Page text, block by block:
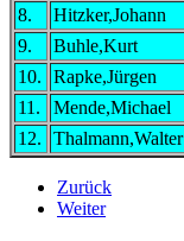
8.
Hitzker,Johann
9.
Buhle,Kurt
10.
Rapke,Jürgen
11.
Mende,Michael
12.
Thalmann,Walter
Zurück
Weiter